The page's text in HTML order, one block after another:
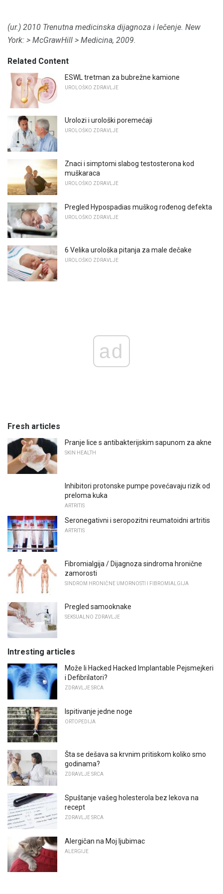
(ur.) 2010 Trenutna medicinska dijagnoza i lečenje. New
York: > McGrawHill > Medicina, 2009.
Related Content
ESWL tretman za bubrežne kamione
UROLOŠKO ZDRAVLJE
Urolozi i urološki poremećaji
UROLOŠKO ZDRAVLJE
Znaci i simptomi slabog testosterona kod
muškaraca
UROLOŠKO ZDRAVLJE
Pregled Hypospadias muškog rođenog defekta
UROLOŠKO ZDRAVLJE
6 Velika urološka pitanja za male dečake
UROLOŠKO ZDRAVLJE
ad
Fresh articles
Pranje lice s antibakterijskim sapunom za akne
SKIN HEALTH
Inhibitori protonske pumpe povećavaju rizik od
preloma kuka
ARTRITIS
Seronegativni i seropozitni reumatoidni artritis
ARTRITIS
Fibromialgija / Dijagnoza sindroma hronične
zamorosti
SINDROM HRONIČNE UMORNOSTI I FIBROMIALGIJA
Pregled samooknake
SEKSUALNO ZDRAVLJE
Intresting articles
Može li Hacked Hacked Implantable Pejsmejkeri
i Defibrilatori?
ZDRAVLJE SRCA
Ispitivanje jedne noge
ORTOPEDIJA
Šta se dešava sa krvnim pritiskom koliko smo
godinama?
ZDRAVLJE SRCA
Spuštanje vašeg holesterola bez lekova na
recept
ZDRAVLJE SRCA
Alergičan na Moj ljubimac
ALERGIJE